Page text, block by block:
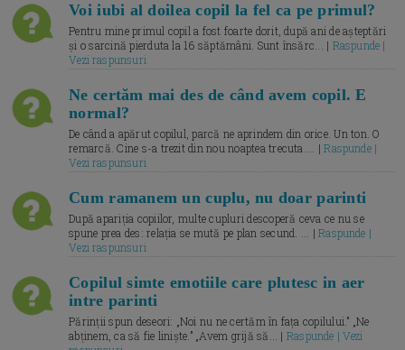
Voi iubi al doilea copil la fel ca pe primul?
Pentru mine primul copil a fost foarte dorit, după ani de așteptări
și o sarcină pierduta la 16 săptămâni. Sunt însărc... | Raspunde |
Vezi raspunsuri
Ne certăm mai des de când avem copil. E
normal?
De când a apărut copilul, parcă ne aprindem din orice. Un ton. O
remarcă. Cine s-a trezit din nou noaptea trecuta.... |Raspunde |
Vezi raspunsuri
Cum ramanem un cuplu, nu doar parinti
După apariția copiilor, multe cupluri descoperă ceva ce nu se
spune prea des: relația se mută pe plan secund. ... |Raspunde |
Vezi raspunsuri
Copilul simte emotiile care plutesc in aer
intre parinti
Părinții spun deseori: „Noi nu ne certăm în fața copilului.” „Ne
abținem, ca să fie liniște.” „Avem grijă să... | Raspunde | Vezi